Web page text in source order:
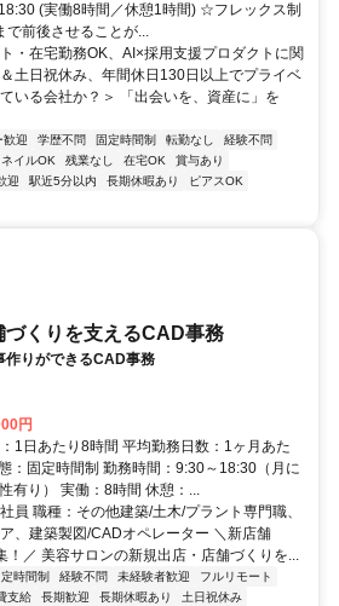
(実働8時間／休憩1時間) ☆フレックス制
で前後させることが...
・在宅勤務OK、AI×採用支援プロダクトに関
土日祝休み、年間休日130日以上でプライベ
いる会社か？＞ 「出会いを、資産に」を
歓迎 学歴不問 固定時間制 転勤なし
経験不問
ネイルOK 残業なし 在宅OK
賞与あり
迎 駅近5分以内 長期休暇あり
ピアスOK
づくりを支えるCAD事務
作りができるCAD事務
円
1日あたり8時間 平均勤務日数：1ヶ月あた
：固定時間制 勤務時間：9:30～18:30（月に
有り） 実働：8時間 休憩：...
員 職種：その他建築/土木/プラント専門職、
、建築製図/CADオペレーター ＼新店舗
！／ 美容サロンの新規出店・店舗づくりを...
定時間制 経験不問 未経験者歓迎
フルリモート
支給 長期歓迎 長期休暇あり 土日祝休み